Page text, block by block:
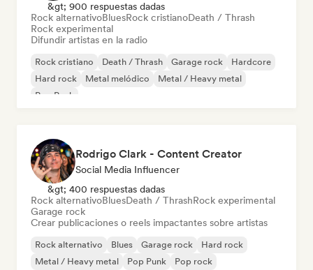
&gt; 900 respuestas dadas
Rock alternativoBluesRock cristianoDeath / Thrash
Rock experimental
Difundir artistas en la radio
Rock cristiano Death / Thrash Garage rock
Hardcore
Hard rock
Metal melódico
Metal / Heavy metal
Pop Punk
Rodrigo Clark - Content Creator
Social Media Influencer
&gt; 400 respuestas dadas
Rock alternativoBluesDeath / ThrashRock experimental
Garage rock
Crear publicaciones o reels impactantes sobre artistas
Rock alternativo Blues Garage rock
Hard rock
Metal / Heavy metal
Pop Punk Pop rock